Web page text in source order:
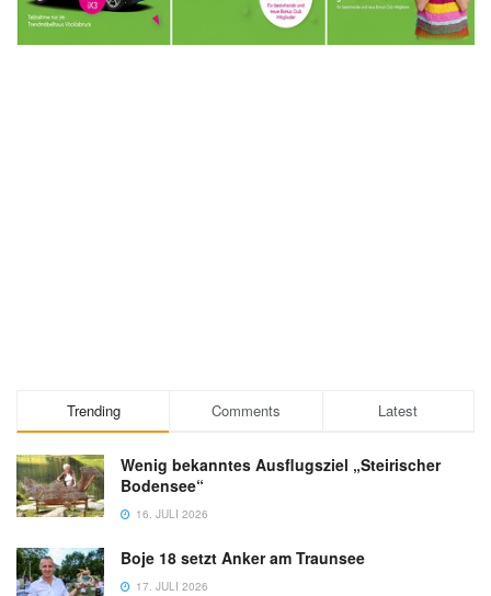
Trending Comments Latest
Wenig bekanntes Ausflugsziel „Steirischer
Bodensee“
16. JULI 2026
Boje 18 setzt Anker am Traunsee
17. JULI 2026